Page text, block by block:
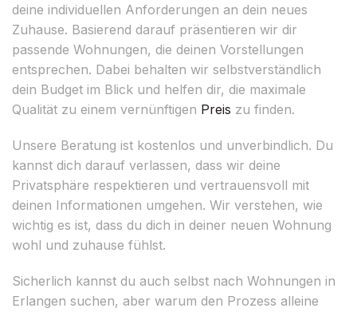
deine individuellen Anforderungen an dein neues
Zuhause. Basierend darauf präsentieren wir dir
passende Wohnungen, die deinen Vorstellungen
entsprechen. Dabei behalten wir selbstverständlich
dein Budget im Blick und helfen dir, die maximale
Qualität zu einem vernünftigen Preis zu finden.
Unsere Beratung ist kostenlos und unverbindlich. Du
kannst dich darauf verlassen, dass wir deine
Privatsphäre respektieren und vertrauensvoll mit
deinen Informationen umgehen. Wir verstehen, wie
wichtig es ist, dass du dich in deiner neuen Wohnung
wohl und zuhause fühlst.
Sicherlich kannst du auch selbst nach Wohnungen in
Erlangen suchen, aber warum den Prozess alleine